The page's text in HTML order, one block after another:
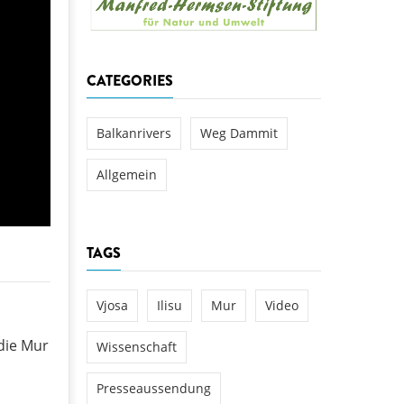
Ulog verursacht
für den Kamp: Aus für
Mur
CATEGORIES
Balkanrivers Weg Dammit
Allgemein
TAGS
Vjosa Ilisu Mur Video
Wissenschaft
Presseaussendung